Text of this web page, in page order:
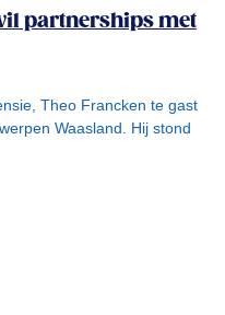
partnerships met
Theo Francken te gast
Waasland. Hij stond